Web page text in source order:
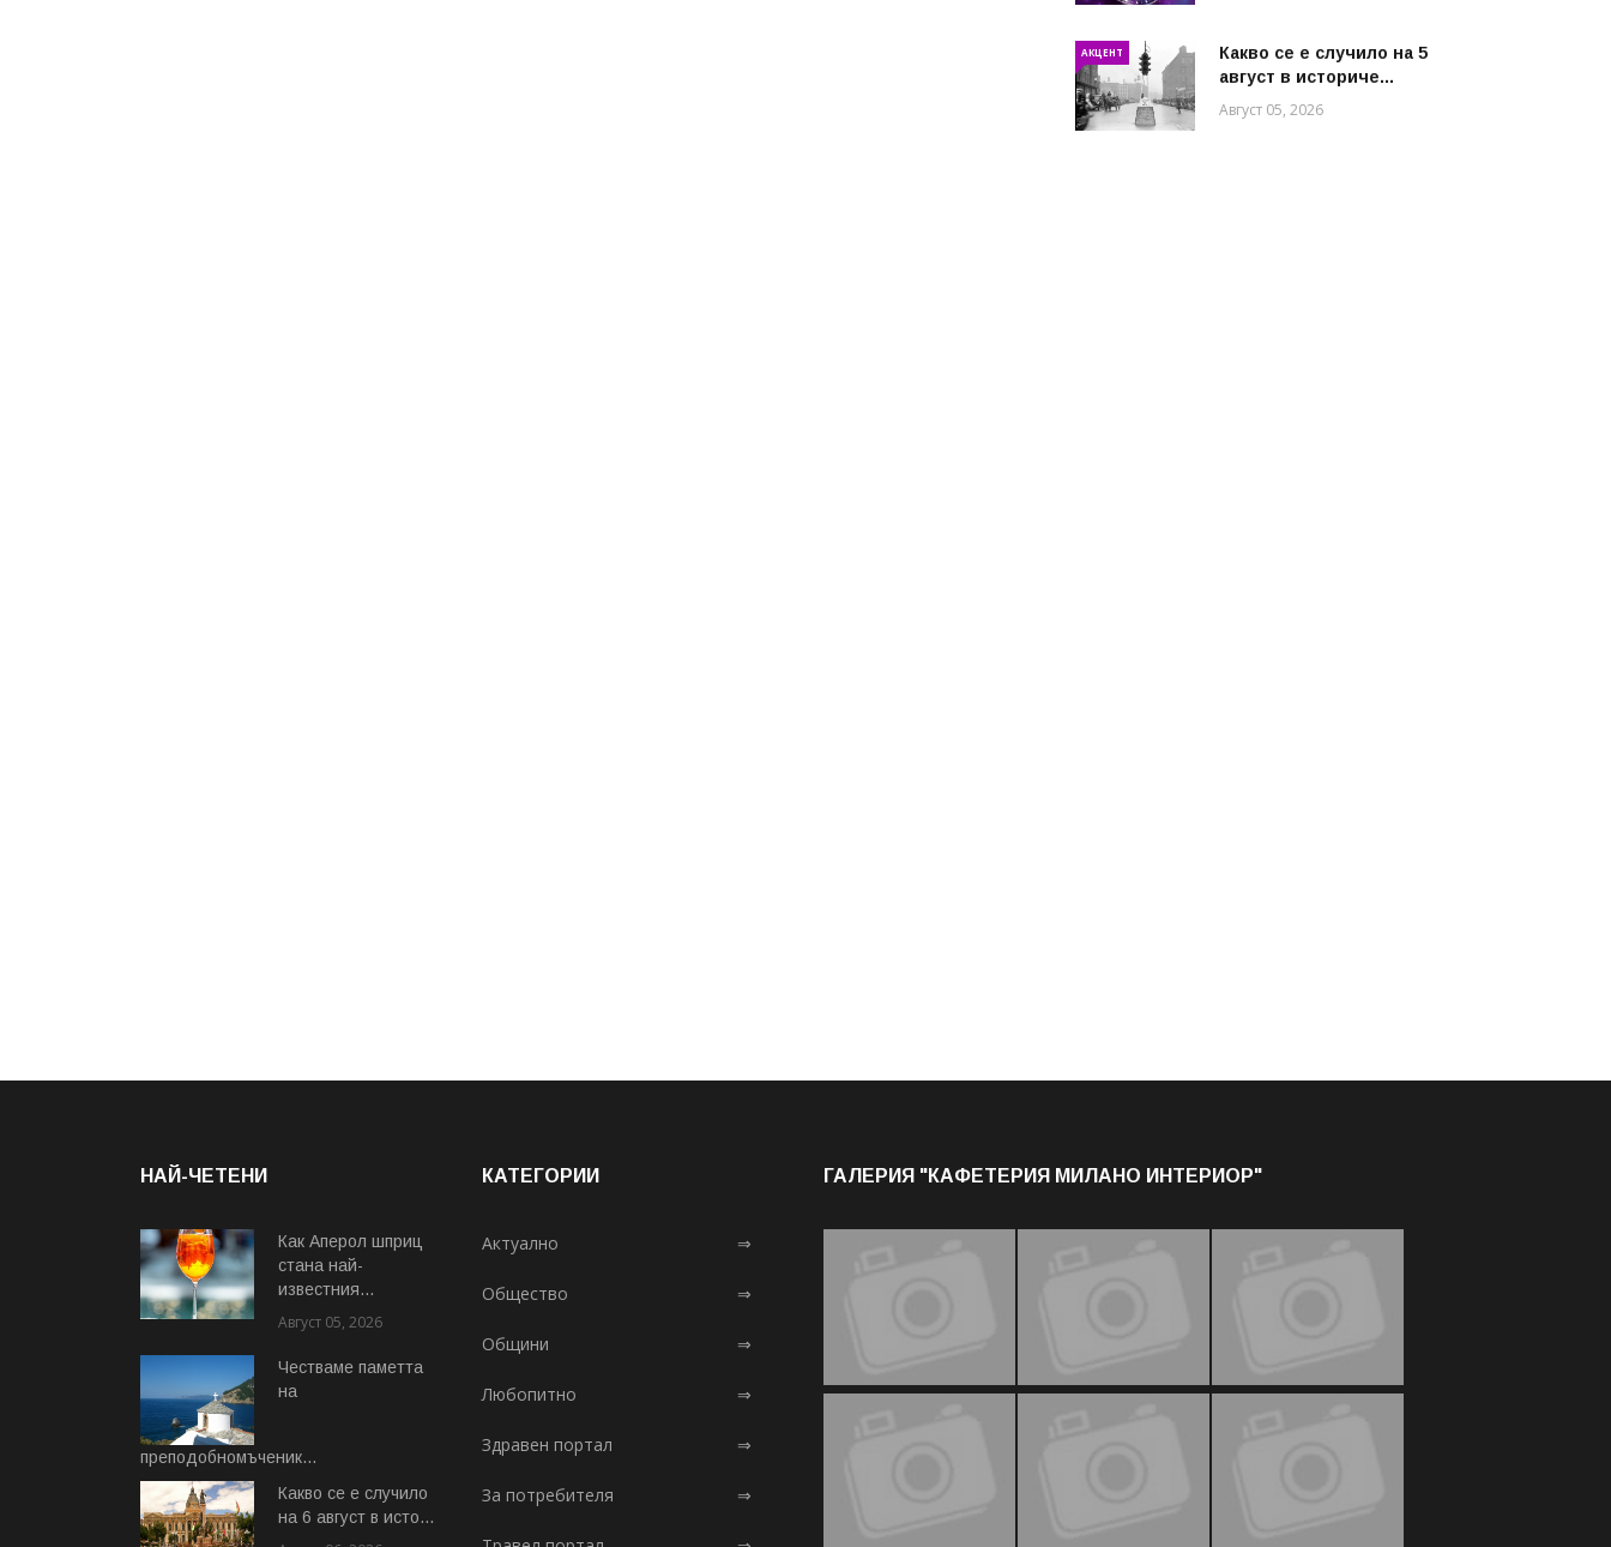
АКЦЕНТ
Какво се е случило на 5
август в историче...
Август 05, 2026
НАЙ-ЧЕТЕНИ
Как Аперол шприц
стана най-
известния...
Август 05, 2026
Честваме паметта
на
преподобномъченик...
Август 07, 2026
Какво се е случило
на 6 август в исто...
КАТЕГОРИИ
Актуално ⇒
Общество ⇒
Общини ⇒
Любопитно ⇒
Здравен портал ⇒
За потребителя ⇒
ГАЛЕРИЯ "КАФЕТЕРИЯ МИЛАНО ИНТЕРИОР"